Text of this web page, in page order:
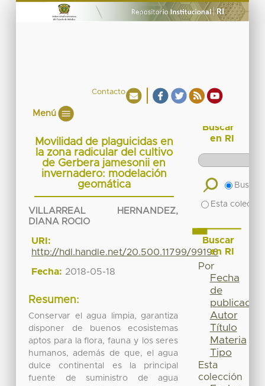
Contacto
Menú
Movilidad de plaguicidas en
la zona radicular del cultivo
de Gerbera jamesonii en
invernadero: modelación
geomática
VILLARREAL HERNANDEZ,
DIANA ROCIO
URI:
http://hdl.handle.net/20.500.11799/99196
Fecha: 2018-05-18
Resumen:
Conservar el agua limpia, garantiza
disponer de buenos ecosistemas
aptos para la flora, fauna y los seres
humanos, además de que, el agua
dulce continental es la principal
fuente de suministro de agua
Buscar
en RI
Buscar
Esta
Buscar
en RI
Por
Fecha
de
publicación
Autor
Título
Materia
Tipo
Esta
colección